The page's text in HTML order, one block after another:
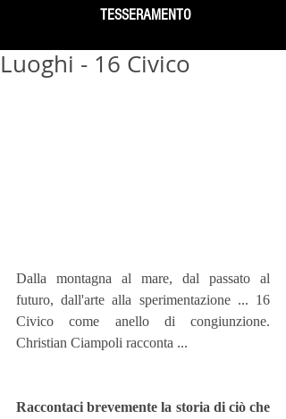
TESSERAMENTO
Luoghi - 16 Civico
Dalla montagna al mare, dal passato al
futuro, dall'arte alla sperimentazione ... 16
Civico come anello di congiunzione.
Christian Ciampoli racconta ...
Raccontaci brevemente la storia di ciò che